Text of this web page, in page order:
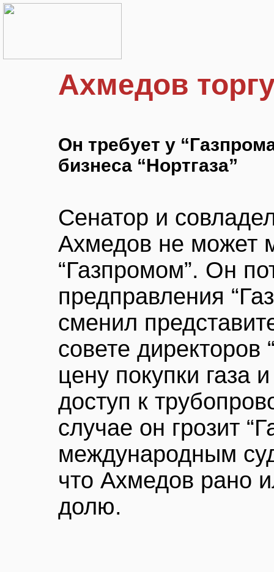
Ахмедов
Он требует у
бизнеса “Нортгаза”
Сенатор и
Ахмедов не может
“Газпромом”. Он
предправления
сменил
совете директоров
цену покупки газа
доступ к
случае он грозит
международным
что Ахмедов рано
долю.